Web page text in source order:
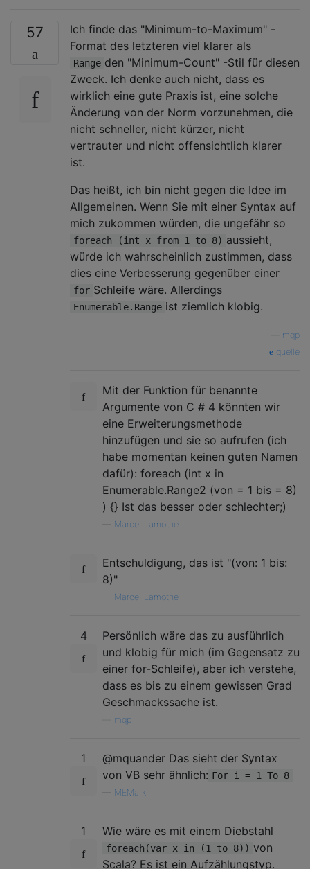
57
Ich finde das "Minimum-to-Maximum" -
Format des letzteren viel klarer als
Range den "Minimum-Count" -Stil für diesen
Zweck. Ich denke auch nicht, dass es
wirklich eine gute Praxis ist, eine solche
Änderung von der Norm vorzunehmen, die
nicht schneller, nicht kürzer, nicht
vertrauter und nicht offensichtlich klarer
ist.
Das heißt, ich bin nicht gegen die Idee im
Allgemeinen. Wenn Sie mit einer Syntax auf
mich zukommen würden, die ungefähr so
foreach (int x from 1 to 8) aussieht,
würde ich wahrscheinlich zustimmen, dass
dies eine Verbesserung gegenüber einer
for Schleife wäre. Allerdings
Enumerable.Range ist ziemlich klobig.
mqp
quelle
Mit der Funktion für benannte
Argumente von C # 4 könnten wir
eine Erweiterungsmethode
hinzufügen und sie so aufrufen (ich
habe momentan keinen guten Namen
dafür): foreach (int x in
Enumerable.Range2 (von = 1 bis = 8)
) {} Ist das besser oder schlechter;)
Marcel Lamothe
Entschuldigung, das ist "(von: 1 bis:
8)"
Marcel Lamothe
4
Persönlich wäre das zu ausführlich
und klobig für mich (im Gegensatz zu
einer for-Schleife), aber ich verstehe,
dass es bis zu einem gewissen Grad
Geschmackssache ist.
mqp
1
@mquander Das sieht der Syntax
von VB sehr ähnlich: For i = 1 To 8
MEMark
1 Wie wäre es mit einem Diebstahl
foreach(var x in (1 to 8)) von
Scala? Es ist ein Aufzählungstyp.